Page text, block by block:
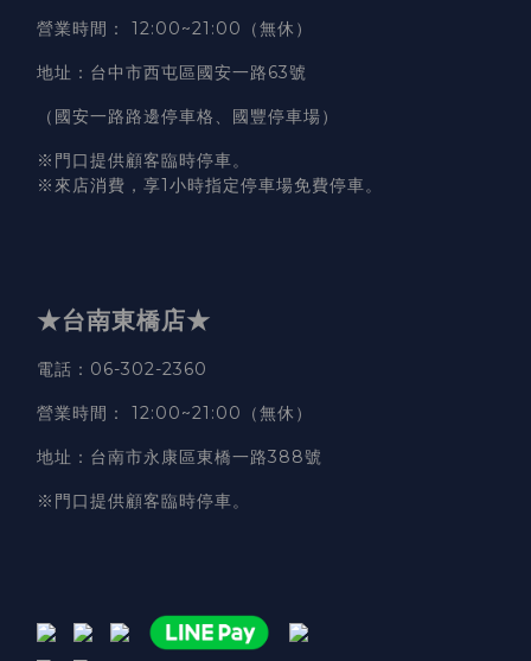
營業時間 ： 12:00~21:00（無休）
地址 ：台中市西屯區國安一路63號
（國安一路路邊停車格、國豐停車場）
※門口提供顧客臨時停車。
※來店消費，享1小時指定停車場免費停車。
★台南東橋店★
電話 ：06-302-2360
營業時間 ： 12:00~21:00（無休）
地址 ：台南市永康區東橋一路388號
※門口提供顧客臨時停車。